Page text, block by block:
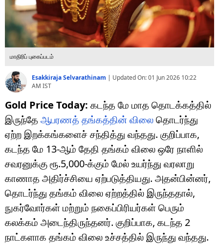
வலை கதைகள்
போட்டோ கேலரி
மாதிரிப் புகைப்படம்
Esakkiraja Selvarathinam | Updated On:01 Jun 2026 10:22
AM IST
Gold Price Today: கடந்த மே மாத தொடக்கத்தில்
இருந்தே ஆபரணத் தங்கத்தின் விலைதொடர்ந்து
ஏற்ற இறக்கங்களைச் சந்தித்து வந்தது. குறிப்பாக,
கடந்த மே 13-ஆம் தேதி தங்கம் விலை ஒரே நாளில்
சவரனுக்கு ரூ.5,000-க்கும் மேல் உயர்ந்து வரலாறு
காணாத அதிர்ச்சியை ஏற்படுத்தியது. அதன்பின்னர்,
தொடர்ந்து தங்கம் விலை ஏற்றத்தில் இருந்ததால்,
நுகர்வோர்கள் மற்றும் நகைப்பிரியர்கள் பெரும்
கலக்கம் அடைந்திருந்தனர். குறிப்பாக, கடந்த 2
நாட்களாக தங்கம் விலை உச்சத்தில் இருந்து வந்தது.